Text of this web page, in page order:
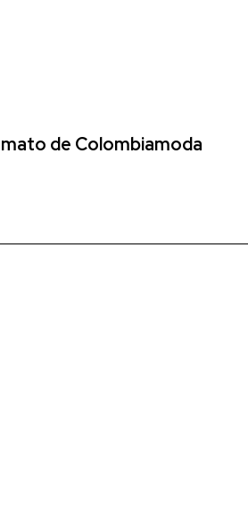
de Colombiamoda